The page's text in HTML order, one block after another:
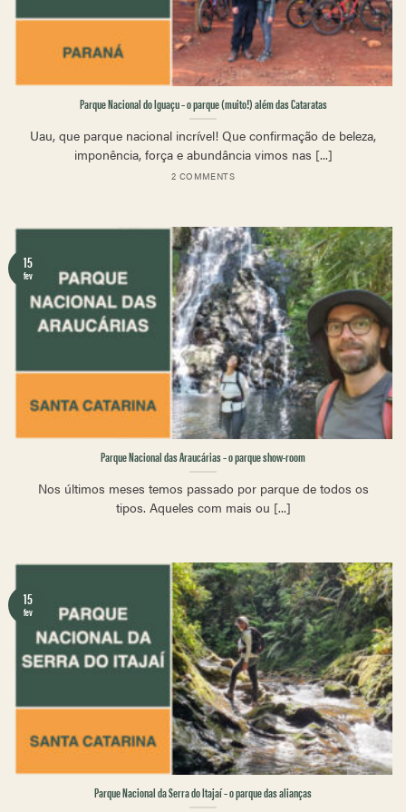
Parque Nacional do Iguaçu – o parque (muito!) além das Cataratas
Uau, que parque nacional incrível! Que confirmação de beleza,
imponência, força e abundância vimos nas [...]
2 COMMENTS
Parque Nacional das Araucárias – o parque show-room
Nos últimos meses temos passado por parque de todos os
tipos. Aqueles com mais ou [...]
15
fev
Parque Nacional da Serra do Itajaí – o parque das alianças
15
fev